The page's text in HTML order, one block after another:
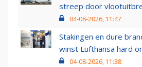
streep door
04-08-2026, 11:47
Stakingen en dure
winst Lufthansa hard
04-08-2026, 11:38